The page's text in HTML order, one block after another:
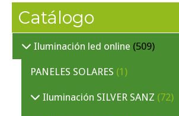
Catálogo
Iluminación led online (509)
PANELES SOLARES (1)
Iluminación SILVER SANZ (72)